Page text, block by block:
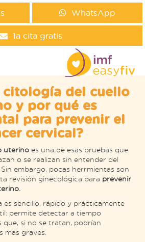
WhatsApp
1a cita gratis
citología del cuello
y por qué es
para prevenir el
cervical?
uterino es una de esas pruebas que
o se realizan sin entender del
embargo, pocas herrmientas son
revisión ginecológica para prevenir
es sencillo, rápido y prácticamente
permite detectar a tiempo
que, si no se tratan, podrían
más graves.